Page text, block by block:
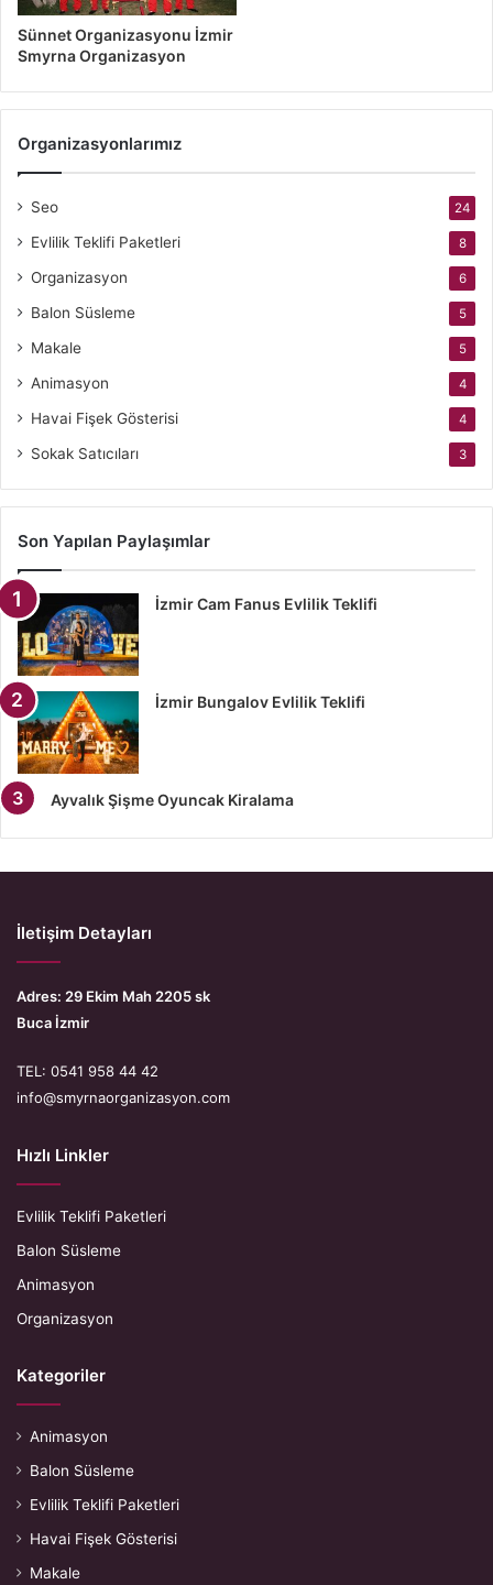
Sünnet Organizasyonu İzmir
Smyrna Organizasyon
Organizasyonlarımız
Seo 24
Evlilik Teklifi Paketleri 8
Organizasyon 6
Balon Süsleme 5
Makale 5
Animasyon 4
Havai Fişek Gösterisi 4
Sokak Satıcıları 3
Son Yapılan Paylaşımlar
İzmir Cam Fanus Evlilik Teklifi
İzmir Bungalov Evlilik Teklifi
Ayvalık Şişme Oyuncak Kiralama
İletişim Detayları
Adres: 29 Ekim Mah 2205 sk
Buca İzmir
TEL: 0541 958 44 42
info@smyrnaorganizasyon.com
Hızlı Linkler
Evlilik Teklifi Paketleri
Balon Süsleme
Animasyon
Organizasyon
Kategoriler
Animasyon
Balon Süsleme
Evlilik Teklifi Paketleri
Havai Fişek Gösterisi
Makale